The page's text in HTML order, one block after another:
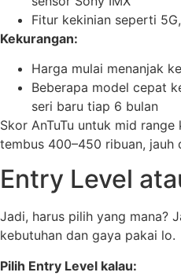
Fitur kekinian seperti
Kekurangan:
Harga mulai menanjak
Beberapa model cepat
seri baru tiap 6 bulan
Skor AnTuTu untuk mid
tembus 400–450 ribuan, jauh
Entry Level
Jadi, harus pilih yang mana?
kebutuhan dan gaya pakai lo.
Pilih Entry Level kalau: